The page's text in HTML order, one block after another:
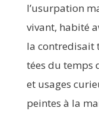
l’u­sur­pa­tion
vivant, habi­té
la contre­di­sait
tées du temps
et usages
peintes à la